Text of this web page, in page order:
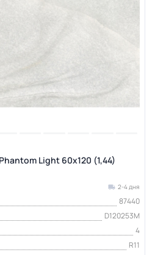
Light 60x120 (1,44)
2-4 дня
87440
D120253M
4
R11